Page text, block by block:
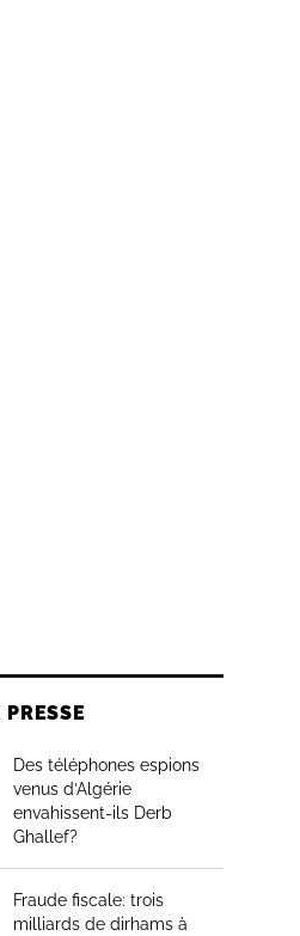
PRESSE
Des téléphones espions
venus d’Algérie
envahissent-ils Derb
Ghallef?
Fraude fiscale: trois
milliards de dirhams à